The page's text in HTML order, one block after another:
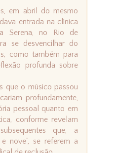
em abril do mesmo
entrada na clínica
Serena, no Rio de
se desvencilhar do
como também para
profunda sobre
que o músico passou
profundamente,
pessoal quanto em
conforme revelam
que, a
nove”, se referem a